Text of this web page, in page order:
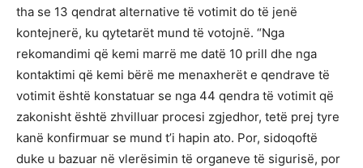
tha se 13 qendrat alternative të votimit do të jenë
kontejnerë, ku qytetarët mund të votojnë. “Nga
rekomandimi që kemi marrë me datë 10 prill dhe nga
kontaktimi që kemi bërë me menaxherët e qendrave të
votimit është konstatuar se nga 44 qendra të votimit që
zakonisht është zhvilluar procesi zgjedhor, tetë prej tyre
kanë konfirmuar se mund t’i hapin ato. Por, sidoqoftë
duke u bazuar në vlerësimin të organeve të sigurisë, por